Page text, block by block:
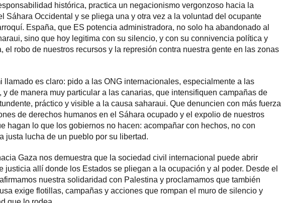
histórica, practica un negacionismo vergonzoso hacia la
Sáhara Occidental y se pliega una y otra vez a la voluntad del ocupante
España, que ES potencia administradora, no solo ha abandonado al
sino que hoy legitima con su silencio, y con su connivencia política y
el robo de nuestros recursos y la represión contra nuestra gente en las zonas
llamado es claro: pido a las ONG internacionales, especialmente a las
y de manera muy particular a las canarias, que intensifiquen campañas de
práctico y visible a la causa saharaui. Que denuncien con más fuerza
de derechos humanos en el Sáhara ocupado y el expolio de nuestros
hagan lo que los gobiernos no hacen: acompañar con hechos, no con
justa lucha de un pueblo por su libertad.
Gaza nos demuestra que la sociedad civil internacional puede abrir
justicia allí donde los Estados se pliegan a la ocupación y al poder. Desde el
nuestra solidaridad con Palestina y proclamamos que también
exige flotillas, campañas y acciones que rompan el muro de silencio y